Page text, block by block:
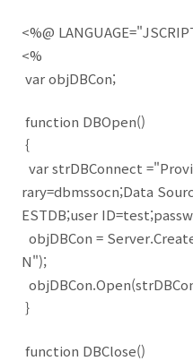
<%@
<%
var objDBCon;
function DBOpen()
{
var strDBConnect
rary=dbmssocn;Data
ESTDB;user
objDBCon =
N");
}
function DBClose()